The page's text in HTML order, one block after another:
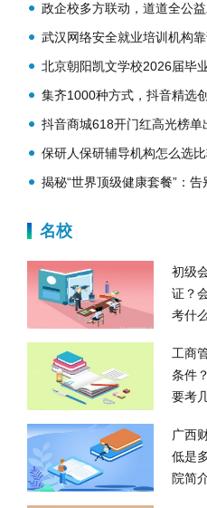
政企校多方联动，道道全公
坪
武汉网络安全就业培训机构
新）
北京朝阳凯文学校2026届毕
术全面开花实力狂揽
集齐1000种方式，抖音精选
生“放大招”
抖音商城618开门红高光榜单
牌集中爆发
保研人保研辅导机构怎么选
揭秘“世界顶级健康套餐”：
名校
初级
证？
考什
工商
条件
要考
广西
低是
院简